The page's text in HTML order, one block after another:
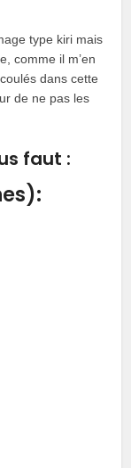
type kiri mais
comme il m’en
dans cette
de ne pas les
faut :